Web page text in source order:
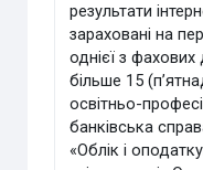
результати
зараховані на
однієї з фахових
більше 15
освітньо-
банківська
«Облік і